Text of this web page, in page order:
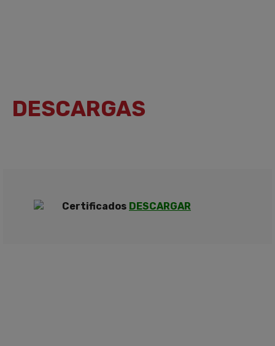
DESCARGAS
Certificados DESCARGAR